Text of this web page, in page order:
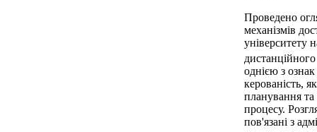
Проведено
механізмів
університету
однією з
керованість,
планування
процесу.
пов'язані з